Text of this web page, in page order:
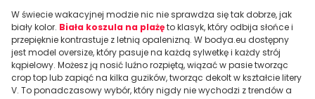
W świecie wakacyjnej modzie nic nie sprawdza się tak dobrze, jak
biały kolor. Biała koszula na plażęto klasyk, który odbija słońce i
przepięknie kontrastuje z letnią opalenizną. W bodya.eu dostępny
jest model oversize, który pasuje na każdą sylwetkę i każdy strój
kąpielowy. Możesz ją nosić luźno rozpiętą, wiązać w pasie tworząc
crop top lub zapiąć na kilka guzików, tworząc dekolt w kształcie litery
V. To ponadczasowy wybór, który nigdy nie wychodzi z trendów a